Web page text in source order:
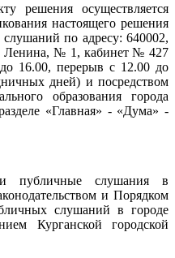
решения осуществляется
настоящего решения
по адресу: 640002,
Ленина, № 1, кабинет № 427
16.00, перерыв с 12.00 до
дней) и посредством
образования города
«Главная» - «Дума» -
публичные слушания в
и Порядком
слушаний в городе
Курганской городской